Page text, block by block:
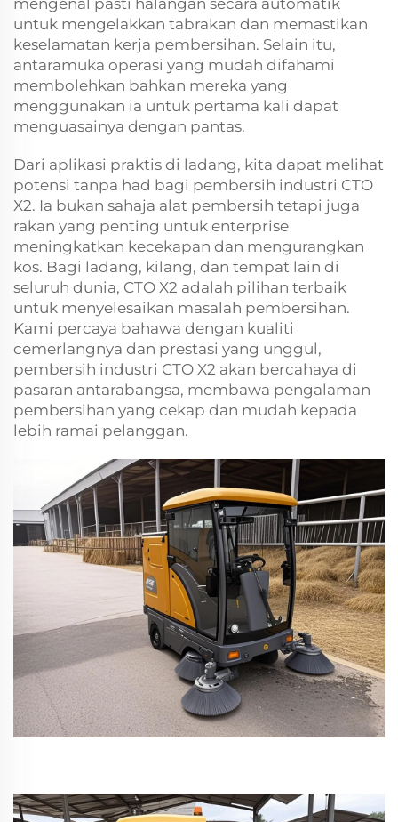
untuk mengelakkan tabrakan dan memastikan
keselamatan kerja pembersihan. Selain itu,
antaramuka operasi yang mudah difahami
membolehkan bahkan mereka yang
menggunakan ia untuk pertama kali dapat
menguasainya dengan pantas.
Dari aplikasi praktis di ladang, kita dapat melihat
potensi tanpa had bagi pembersih industri CTO
X2. Ia bukan sahaja alat pembersih tetapi juga
rakan yang penting untuk enterprise
meningkatkan kecekapan dan mengurangkan
kos. Bagi ladang, kilang, dan tempat lain di
seluruh dunia, CTO X2 adalah pilihan terbaik
untuk menyelesaikan masalah pembersihan.
Kami percaya bahawa dengan kualiti
cemerlangnya dan prestasi yang unggul,
pembersih industri CTO X2 akan bercahaya di
pasaran antarabangsa, membawa pengalaman
pembersihan yang cekap dan mudah kepada
lebih ramai pelanggan.